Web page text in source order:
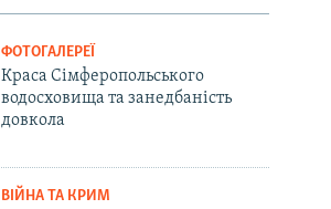
ФОТОГАЛЕРЕЇ
Краса Сімферопольського
водосховища та занедбаність
довкола
ВІЙНА ТА КРИМ